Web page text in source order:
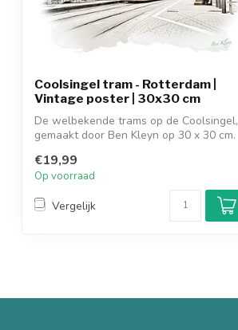
Coolsingel tram - Rotterdam |
Vintage poster | 30x30 cm
De welbekende trams op de Coolsingel,
gemaakt door Ben Kleyn op 30 x 30 cm.
€19,99
Op voorraad
Vergelijk